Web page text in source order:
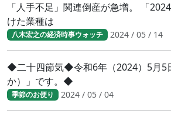
「人手不足」関連倒産が急増。 「
けた業種は
八木宏之の経済時事ウォッチ 2024 / 05 / 14
◆二十四節気◆令和6年（2024）5月5
か）」です。◆
季節のお便り 2024 / 05 / 04